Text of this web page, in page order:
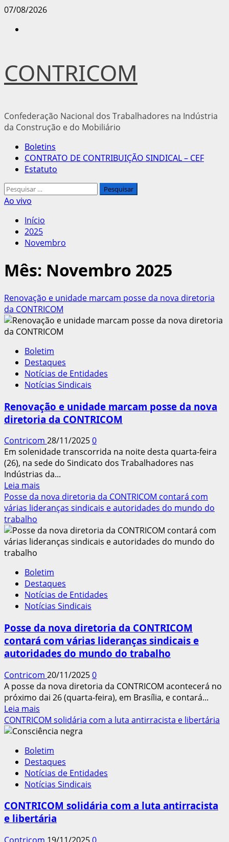
Avançar
07/08/2026
CONTRICOM
Confederação Nacional dos Trabalhadores na Indústria
da Construção e do Mobiliário
Menu
principal
Boletins
CONTRATO DE CONTRIBUIÇÃO SINDICAL – CEF
Estatuto
Pesquisar
por:
Ao vivo
Início
2025
Novembro
Mês: Novembro 2025
Renovação e unidade marcam posse da nova diretoria
da CONTRICOM
Boletim
Destaques
Notícias de Entidades
Notícias Sindicais
Renovação e unidade marcam posse da nova
diretoria da CONTRICOM
Contricom 28/11/20250
Em solenidade transcorrida na noite desta quarta-feira
(26), na sede do Sindicato dos Trabalhadores nas
Indústrias da...
Leia mais
mais
sobre
e
unidade
da
nova
diretoria
da
Posse da nova diretoria da CONTRICOM contará com
várias lideranças sindicais e autoridades do mundo do
trabalho
Boletim
Destaques
Notícias de Entidades
Notícias Sindicais
Posse da nova diretoria da CONTRICOM
contará com várias lideranças sindicais e
autoridades do mundo do trabalho
Contricom 20/11/20250
A posse da nova diretoria da CONTRICOM acontecerá no
próximo dai 26 (quarta-feira), em Brasília, e contará...
Leia mais
mais
sobre
da
nova
diretoria
da
contará
com
CONTRICOM solidária com a luta antirracista e libertária
Boletim
Destaques
Notícias de Entidades
Notícias Sindicais
CONTRICOM solidária com a luta antirracista
e libertária